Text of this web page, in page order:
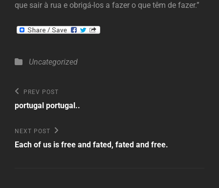
que sair à rua e obrigá-los a fazer o que têm de fazer.”
Categories
Uncategorized
Post
navigation
Previous
Post
PREV POST
portugal portugal..
Next
Post
NEXT POST
Each of us is free and fated, fated and free.